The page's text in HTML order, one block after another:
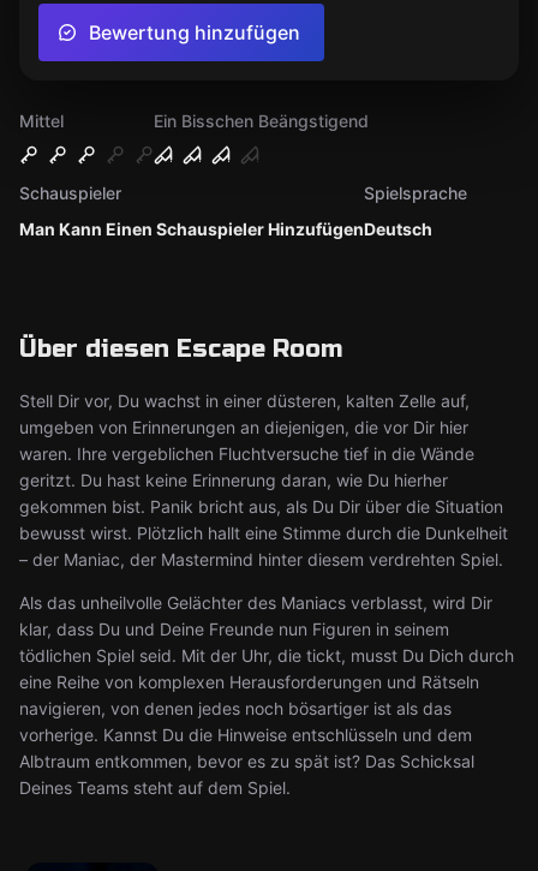
Mittel Ein Bisschen Beängstigend
Man Kann Einen Schauspieler Hinzufügen
Schauspieler
Deutsch
Spielsprache
Über diesen Escape Room
Stell Dir vor, Du wachst in einer düsteren, kalten Zelle auf,
umgeben von Erinnerungen an diejenigen, die vor Dir hier
waren. Ihre vergeblichen Fluchtversuche tief in die Wände
geritzt. Du hast keine Erinnerung daran, wie Du hierher
gekommen bist. Panik bricht aus, als Du Dir über die Situation
bewusst wirst. Plötzlich hallt eine Stimme durch die Dunkelheit
– der Maniac, der Mastermind hinter diesem verdrehten Spiel.
Als das unheilvolle Gelächter des Maniacs verblasst, wird Dir
klar, dass Du und Deine Freunde nun Figuren in seinem
tödlichen Spiel seid. Mit der Uhr, die tickt, musst Du Dich durch
eine Reihe von komplexen Herausforderungen und Rätseln
navigieren, von denen jedes noch bösartiger ist als das
vorherige. Kannst Du die Hinweise entschlüsseln und dem
Albtraum entkommen, bevor es zu spät ist? Das Schicksal
Deines Teams steht auf dem Spiel.
Bewertung hinzufügen